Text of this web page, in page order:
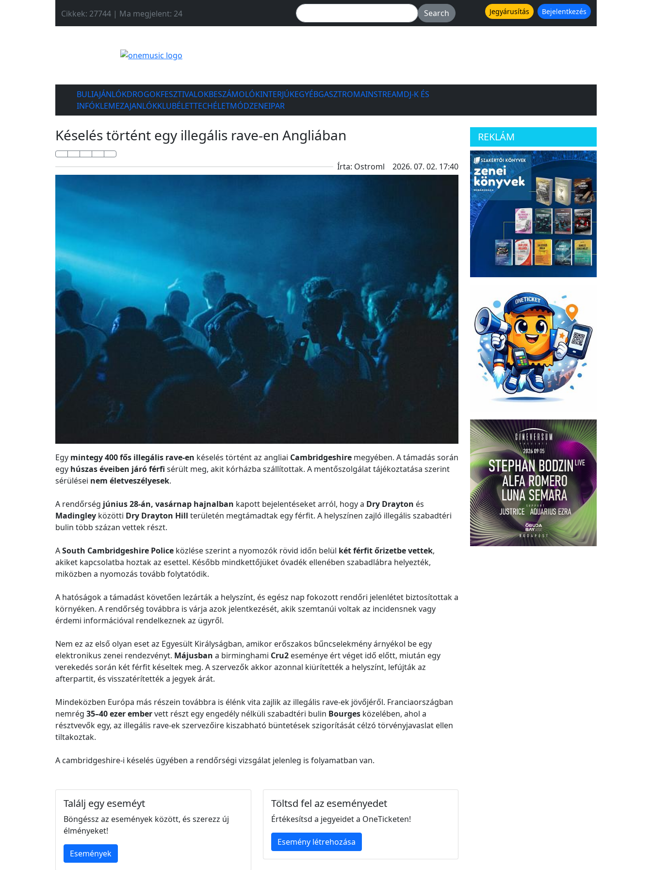
Cikkek: 27744 | Ma megjelent: 24 Jegyárusítás Bejelentkezés
BULIAJÁNLÓKDROGOKFESZTIVALOKBESZÁMOLÓKINTERJÚKEGYÉBGASZTROMAINSTREAMDJ-K ÉS
INFÓKLEMEZAJANLÓKKLUBÉLETTECHÉLETMÓDZENEIPAR
Késelés történt egy illegális rave-en Angliában
Írta: Ostroml 2026. 07. 02. 17:40
Egy mintegy 400 fős illegális rave-en késelés történt az angliai Cambridgeshire megyében. A támadás során
egy húszas éveiben járó férfi sérült meg, akit kórházba szállítottak. A mentőszolgálat tájékoztatása szerint
sérülései nem életveszélyesek.
A rendőrség június 28-án, vasárnap hajnalban kapott bejelentéseket arról, hogy a Dry Drayton és
Madingley közötti Dry Drayton Hill területén megtámadtak egy férfit. A helyszínen zajló illegális szabadtéri
bulin több százan vettek részt.
ASouth Cambridgeshire Police közlése szerint a nyomozók rövid időn belül két férfit őrizetbe vettek,
akiket kapcsolatba hoztak az esettel. Később mindkettőjüket óvadék ellenében szabadlábra helyezték,
miközben a nyomozás tovább folytatódik.
A hatóságok a támadást követően lezárták a helyszínt, és egész nap fokozott rendőri jelenlétet biztosítottak a
környéken. A rendőrség továbbra is várja azok jelentkezését, akik szemtanúi voltak az incidensnek vagy
érdemi információval rendelkeznek az ügyről.
Nem ez az első olyan eset az Egyesült Királyságban, amikor erőszakos bűncselekmény árnyékol be egy
elektronikus zenei rendezvényt. Májusban a birminghami Cru2 eseménye ért véget idő előtt, miután egy
verekedés során két férfit késeltek meg. A szervezők akkor azonnal kiürítették a helyszínt, lefújták az
afterpartit, és visszatérítették a jegyek árát.
Mindeközben Európa más részein továbbra is élénk vita zajlik az illegális rave-ek jövőjéről. Franciaországban
nemrég 35–40 ezer embervett részt egy engedély nélküli szabadtéri bulin Bourges közelében, ahol a
résztvevők egy, az illegális rave-ek szervezőire kiszabható büntetések szigorítását célzó törvényjavaslat ellen
tiltakoztak.
A cambridgeshire-i késelés ügyében a rendőrségi vizsgálat jelenleg is folyamatban van.
Találj egy eseméyt
Böngéssz az események között, és szerezz új
élményeket!
Események
Töltsd fel az eseményedet
Értékesítsd a jegyeidet a OneTicketen!
Esemény létrehozása
REKLÁM